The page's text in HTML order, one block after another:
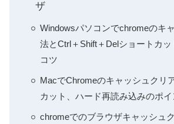
ザ
Windowsパソコンでchromeのキ
法とCtrl＋Shift＋Delショートカ
コツ
MacでChromeのキャッシュクリ
カット、ハード再読み込みのポイ
chromeでのブラウザキャッシュ